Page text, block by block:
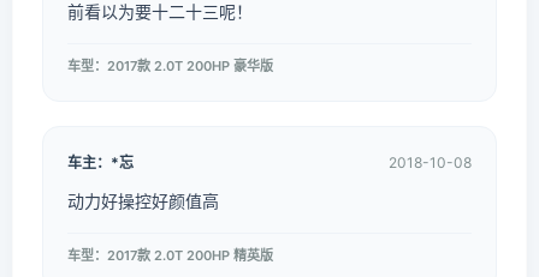
前看以为要十二十三呢！
车型：2017款 2.0T 200HP 豪华版
车主：*忘 2018-10-08
动力好操控好颜值高
车型：2017款 2.0T 200HP 精英版